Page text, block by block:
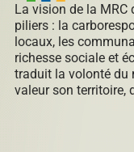
La vision de la MRC
piliers : la
locaux, les
richesse sociale et
traduit la volonté du
valeur son territoire,